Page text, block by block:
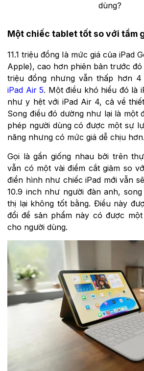
dùng?
Một chiếc tablet tốt so với tầm
11.1 triệu đồng là mức giá của iPad
Apple), cao hơn phiên bản trước đó
triệu đồng nhưng vẫn thấp hơn
iPad Air 5. Một điều khó hiểu đó là
như y hệt với iPad Air 4, cả về
Song điều đó dường như lại là một
phép người dùng có được một sự
năng nhưng có mức giá dễ chịu hơn.
Gọi là gần giống nhau bởi trên
vẫn có một vài điểm cắt giảm so
điển hình như chiếc iPad mới vẫn
10.9 inch như người đàn anh,
thị lại không tốt bằng. Điều này
đổi để sản phẩm này có được
cho người dùng.